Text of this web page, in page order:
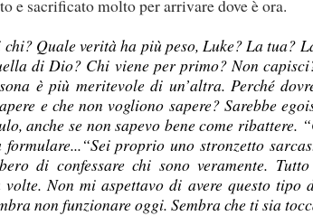
e sacrificato molto per arrivare dove è ora.
Quale verità ha più peso, Luke? La tua?
di Dio? Chi viene per primo? Non
è più meritevole di un’altra. Perché
e che non vogliono sapere? Sarebbe
anche se non sapevo bene come
proprio uno stronzetto
di confessare chi sono veramente.
Non mi aspettavo di avere questo tipo
non funzionare oggi. Sembra che ti sia